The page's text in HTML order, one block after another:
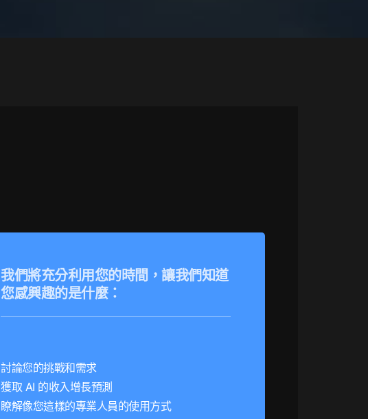
我們將充分利用您的時間，讓我們知道
您感興趣的是什麼：
討論您的挑戰和需求
獲取 AI 的收入增長預測
瞭解像您這樣的專業人員的使用方式